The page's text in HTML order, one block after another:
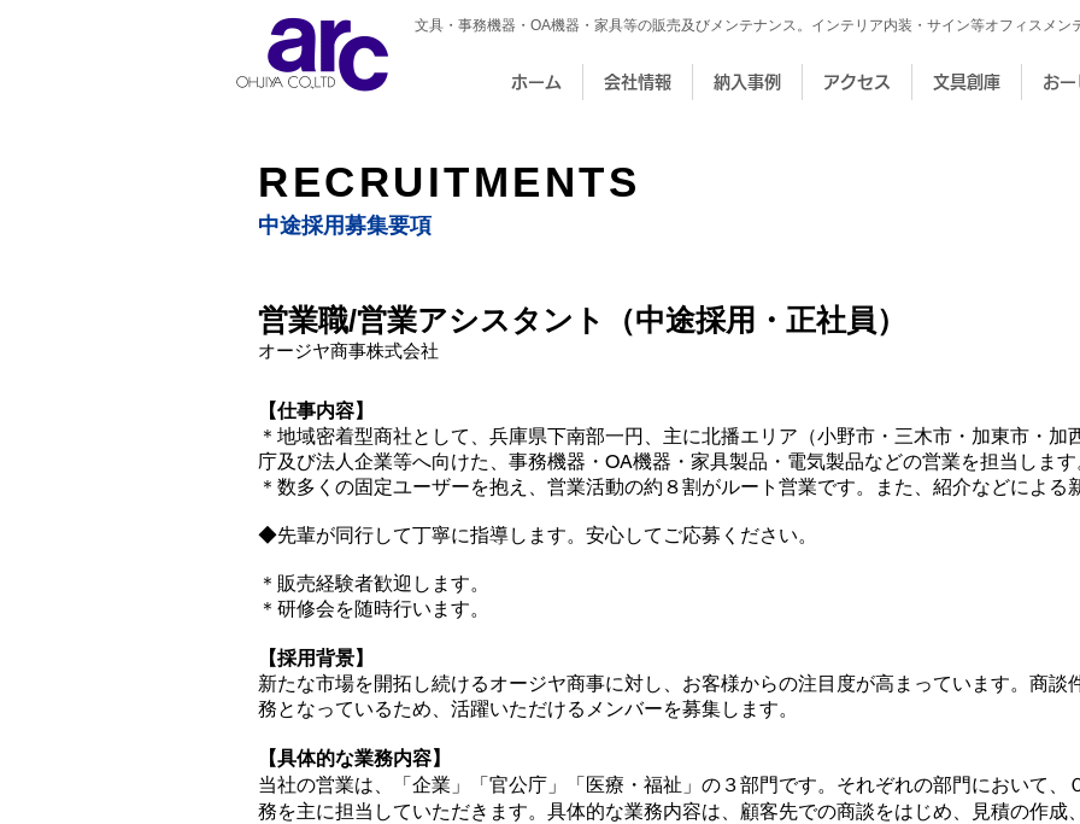
文具・事務機器・OA機器・家具等の販売及びメンテナンス。インテリア内装・サイン等オフィスメン
ホーム 会社情報 納入事例 アクセス 文具創庫 お
RECRUITMENTS
中途採用募集要項
営業職/営業アシスタント（中途採用・正社員）
オージヤ商事株式会社
【仕事内容】
＊地域密着型商社として、兵庫県下南部一円、主に北播エリア（小野市・三木市・加東市・
庁及び法人企業等へ向けた、事務機器・OA機器・家具製品・電気製品などの営業を担当します
＊数多くの固定ユーザーを抱え、営業活動の約８割がルート営業です。また、紹介などによる
◆先輩が同行して丁寧に指導します。安心してご応募ください。
＊販売経験者歓迎します。
＊研修会を随時行います。
【採用背景】
新たな市場を開拓し続けるオージヤ商事に対し、お客様からの注目度が高まっています。商談
務となっているため、活躍いただけるメンバーを募集します。
【具体的な業務内容】
当社の営業は、「企業」「官公庁」「医療・福祉」の３部門です。それぞれの部門において、
務を主に担当していただきます。具体的な業務内容は、顧客先での商談をはじめ、見積の作成